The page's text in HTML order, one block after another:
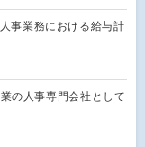
事業務における給与計
の人事専門会社として